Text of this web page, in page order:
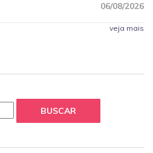
06/08/2026
veja mais
BUSCAR